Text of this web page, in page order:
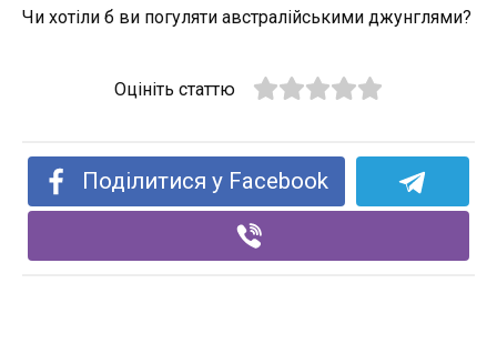
Чи хотіли б ви погуляти австралійськими джунглями?
Оцініть статтю
Поділитися у Facebook